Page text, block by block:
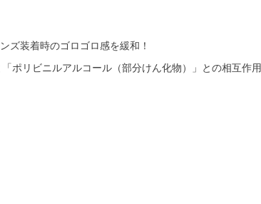
ズ装着時のゴロゴロ感を緩和！
ポリビニルアルコール（部分けん化物）」との相互作用